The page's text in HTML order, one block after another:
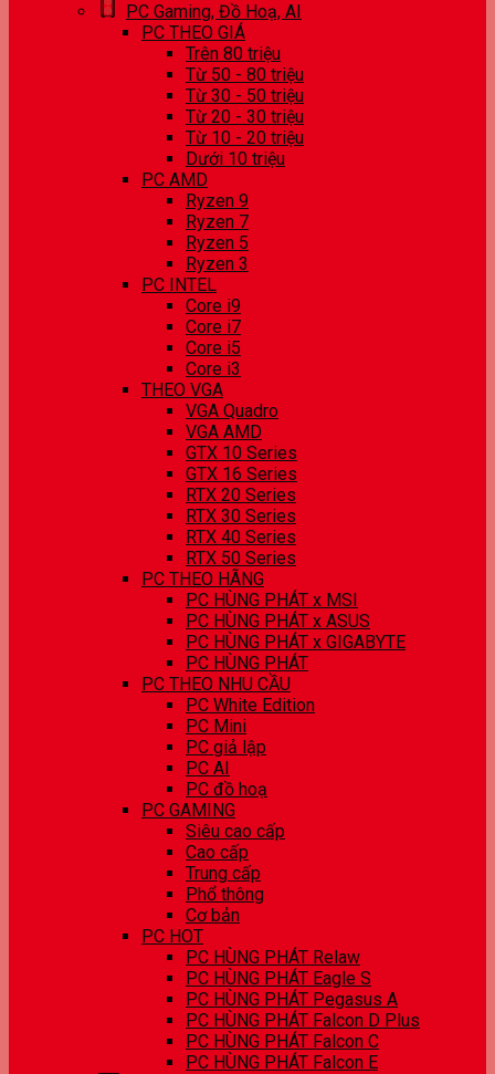
PC Gaming, Đồ Hoạ, AI
PC THEO GIÁ
Trên 80 triệu
Từ 50 - 80 triệu
Từ 30 - 50 triệu
Từ 20 - 30 triệu
Từ 10 - 20 triệu
Dưới 10 triệu
PC AMD
Ryzen 9
Ryzen 7
Ryzen 5
Ryzen 3
PC INTEL
Core i9
Core i7
Core i5
Core i3
THEO VGA
VGA Quadro
VGA AMD
GTX 10 Series
GTX 16 Series
RTX 20 Series
RTX 30 Series
RTX 40 Series
RTX 50 Series
PC THEO HÃNG
PC HÙNG PHÁT x MSI
PC HÙNG PHÁT x ASUS
PC HÙNG PHÁT x GIGABYTE
PC HÙNG PHÁT
PC THEO NHU CẦU
PC White Edition
PC Mini
PC giả lập
PC AI
PC đồ hoạ
PC GAMING
Siêu cao cấp
Cao cấp
Trung cấp
Phổ thông
Cơ bản
PC HOT
PC HÙNG PHÁT Relaw
PC HÙNG PHÁT Eagle S
PC HÙNG PHÁT Pegasus A
PC HÙNG PHÁT Falcon D Plus
PC HÙNG PHÁT Falcon C
PC HÙNG PHÁT Falcon E